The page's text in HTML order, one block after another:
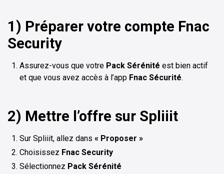
1) Préparer votre compte Fnac
Security
Assurez-vous que votre Pack Sérénité est bien actif
et que vous avez accès à l’app Fnac Sécurité.
2) Mettre l’offre sur Spliiit
Sur Spliiit, allez dans « Proposer »
Choisissez Fnac Security
Sélectionnez Pack Sérénité